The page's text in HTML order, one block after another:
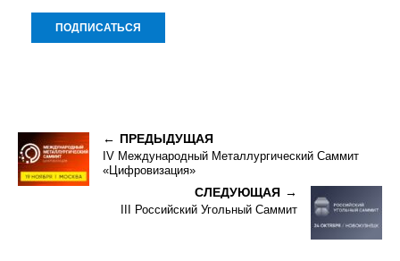
ПРЕДЫДУЩАЯ
IV Международный Металлургический Саммит
«Цифровизация»
СЛЕДУЮЩАЯ
III Российский Угольный Саммит